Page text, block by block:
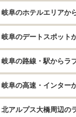
岐阜のホテルエリアか
岐阜のデートスポット
岐阜の路線・駅からラ
岐阜の高速・インター
北アルプス大橋周辺の